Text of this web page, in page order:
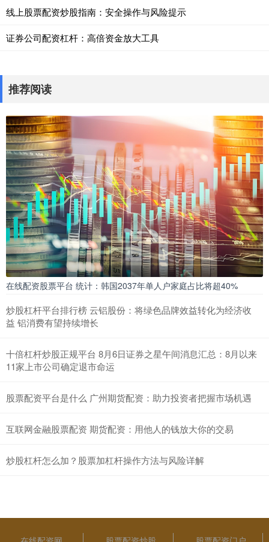
线上股票配资炒股指南：安全操作与风险提示
证券公司配资杠杆：高倍资金放大工具
推荐阅读
在线配资股票平台 统计：韩国2037年单人户家庭占比将超40%
炒股杠杆平台排行榜 云铝股份：将绿色品牌效益转化为经济收
益 铝消费有望持续增长
十倍杠杆炒股正规平台 8月6日证券之星午间消息汇总：8月以来
11家上市公司确定退市命运
股票配资平台是什么 广州期货配资：助力投资者把握市场机遇
互联网金融股票配资 期货配资：用他人的钱放大你的交易
炒股杠杆怎么加？股票加杠杆操作方法与风险详解